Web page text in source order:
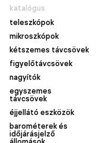
katalógus
teleszkópok
mikroszkópok
kétszemes távcsövek
figyelőtávcsövek
nagyítók
egyszemes
távcsövek
éjjellátó eszközök
barométerek és
időjárásjelző